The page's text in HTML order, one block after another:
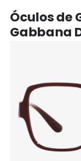
Óculos de
Gabbana